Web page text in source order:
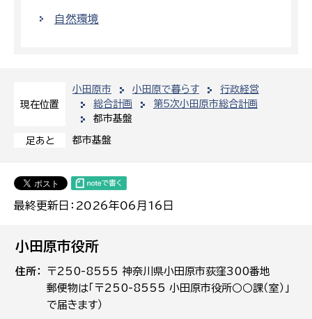
現在位置
小田原市 小田原で暮らす
行政経営
総合計画
第5次小田原市総合計画
都市基盤
足あと 都市基盤
最終更新日：2026年06月16日
自然環境
小田原市役所
住所
〒250-8555 神奈川県小田原市荻窪300番地
郵便物は「〒250-8555 小田原市役所○○課（室）」
で届きます）